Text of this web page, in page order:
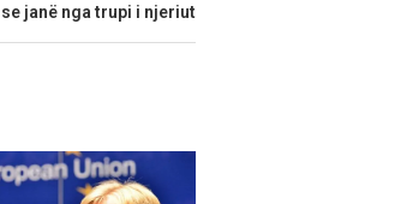
janë nga trupi i njeriut